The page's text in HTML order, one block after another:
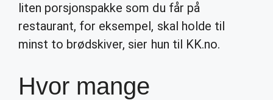
liten porsjonspakke som du får på
restaurant, for eksempel, skal holde til
minst to brødskiver, sier hun til KK.no.
Hvor mange